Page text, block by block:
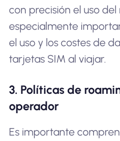
con precisión el uso del
especialmente
el uso y los costes de
tarjetas SIM al viajar.
3. Políticas de
operador
Es importante